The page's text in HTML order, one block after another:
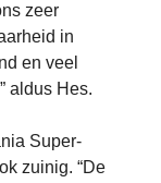
zeer
in
en veel
aldus Hes.
Super-
zuinig. “De